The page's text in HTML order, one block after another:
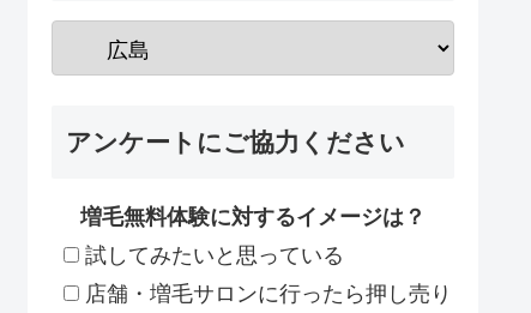
アンケートにご協力ください
増毛無料体験に対するイメージは？
試してみたいと思っている
店舗・増毛サロンに行ったら押し売り